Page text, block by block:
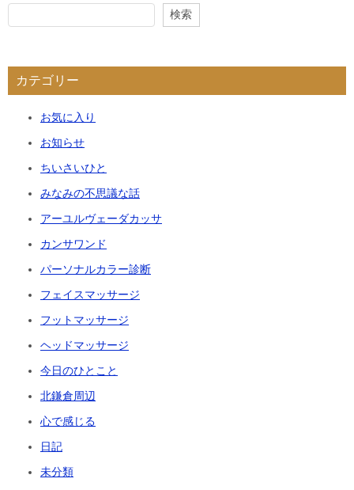
検索
カテゴリー
お気に入り
お知らせ
ちいさいひと
みなみの不思議な話
アーユルヴェーダカッサ
カンサワンド
パーソナルカラー診断
フェイスマッサージ
フットマッサージ
ヘッドマッサージ
今日のひとこと
北鎌倉周辺
心で感じる
日記
未分類